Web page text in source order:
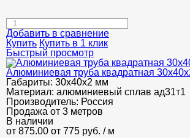
Добавить в сравнение
Купить Купить в 1 клик
Быстрый просмотр
Алюминиевая труба квадратная
Габариты: 30х40х2 мм
Материал: алюминиевый сплав ад31т1
Производитель: Россия
Продажа от 3 метров
В наличии
от 875.00 от 775 руб. / м